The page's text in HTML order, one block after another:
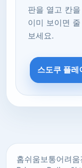
판을 열고 칸
이미 보이면
보세요.
스도쿠 플레
홈쉬움보통어려움